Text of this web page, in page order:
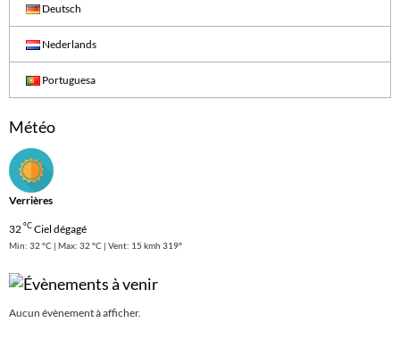
Deutsch
Nederlands
Portuguesa
Météo
Verrières
32°CCiel dégagé
Min: 32 °C | Max: 32 °C | Vent: 15 kmh 319°
Aucun évènement à afficher.